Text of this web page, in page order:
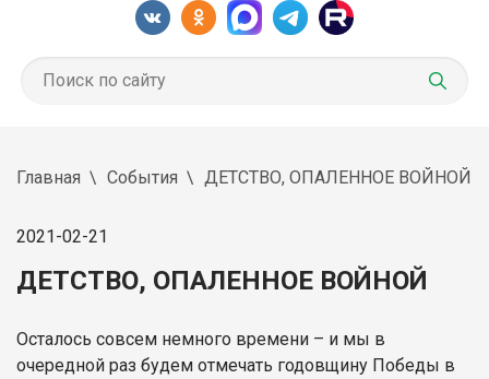
Главная События ДЕТСТВО, ОПАЛЕННОЕ ВОЙНОЙ
2021-02-21
ДЕТСТВО, ОПАЛЕННОЕ ВОЙНОЙ
Осталось совсем немного времени – и мы в
очередной раз будем отмечать годовщину Победы в